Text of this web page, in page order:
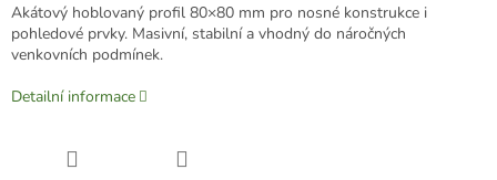
Akátový hoblovaný profil 80×80 mm pro nosné konstrukce i
pohledové prvky. Masivní, stabilní a vhodný do náročných
venkovních podmínek.
Detailní informace